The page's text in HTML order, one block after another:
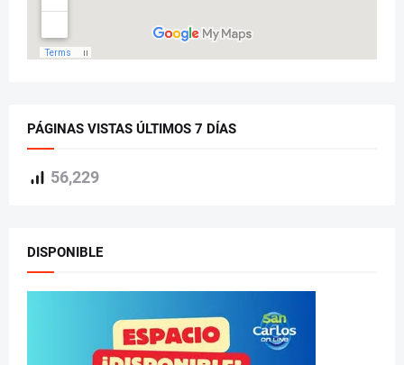
PÁGINAS VISTAS ÚLTIMOS 7 DÍAS
56,229
DISPONIBLE